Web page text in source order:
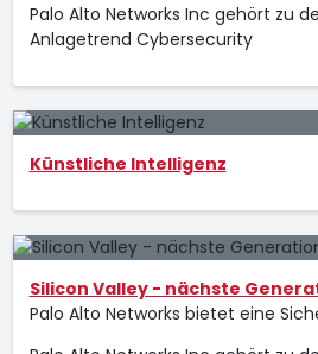
Palo Alto Networks Inc gehört zu
Anlagetrend Cybersecurity
Künstliche Intelligenz
Silicon Valley - nächste
Palo Alto Networks bietet eine